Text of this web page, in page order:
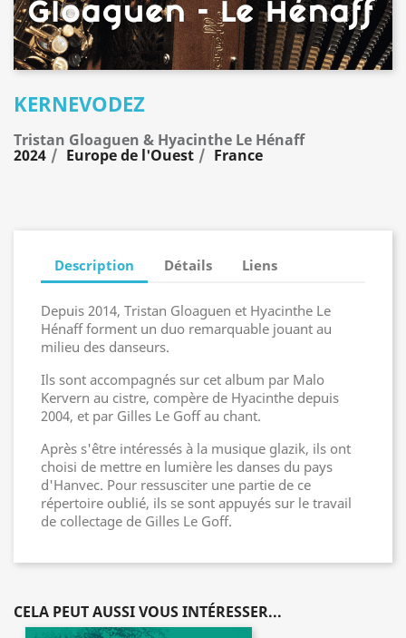
KERNEVODEZ
Tristan Gloaguen & Hyacinthe Le Hénaff
2024 Europe de l'Ouest France
Description Détails Liens
Depuis 2014, Tristan Gloaguen et Hyacinthe Le
Hénaff forment un duo remarquable jouant au
milieu des danseurs.
Ils sont accompagnés sur cet album par Malo
Kervern au cistre, compère de Hyacinthe depuis
2004, et par Gilles Le Goff au chant.
Après s'être intéressés à la musique glazik, ils ont
choisi de mettre en lumière les danses du pays
d'Hanvec. Pour ressusciter une partie de ce
répertoire oublié, ils se sont appuyés sur le travail
de collectage de Gilles Le Goff.
CELA PEUT AUSSI VOUS INTÉRESSER...